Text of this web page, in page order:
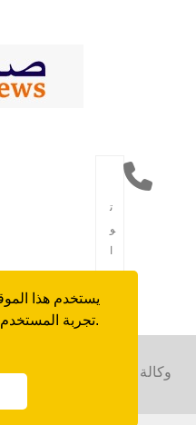
يستخدم هذا
تجربة المستخدم وتمكين الموقع من العمل بفعالية.
ت
و
ا
ص